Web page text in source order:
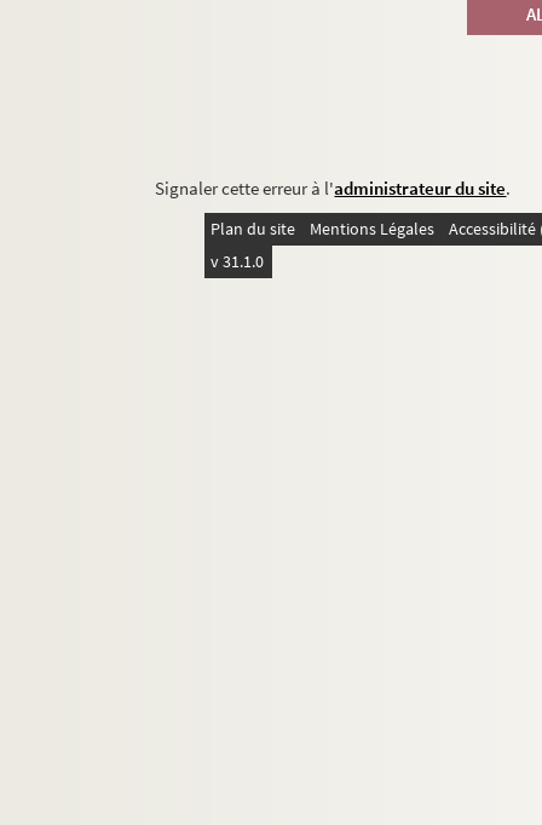
Signaler cette erreur à l'administrateur du site.
Plan du site Mentions Légales
v 31.1.0